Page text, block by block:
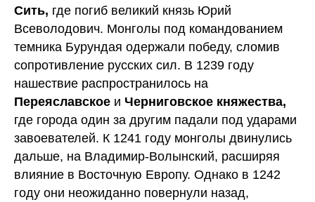
Сить, где погиб великий князь Юрий
Всеволодович. Монголы под командованием
темника Бурундая одержали победу, сломив
сопротивление русских сил. В 1239 году
нашествие распространилось на
Переяславское и Черниговское княжества,
где города один за другим падали под ударами
завоевателей. К 1241 году монголы двинулись
дальше, на Владимир-Волынский, расширяя
влияние в Восточную Европу. Однако в 1242
году они неожиданно повернули назад,